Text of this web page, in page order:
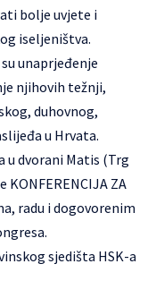
bolje uvjete i
iseljeništva.
su unaprjeđenje
njihovih težnji,
duhovnog,
u Hrvata.
u dvorani Matis (Trg
KONFERENCIJA ZA
radu i dogovorenim
sjedišta HSK-a